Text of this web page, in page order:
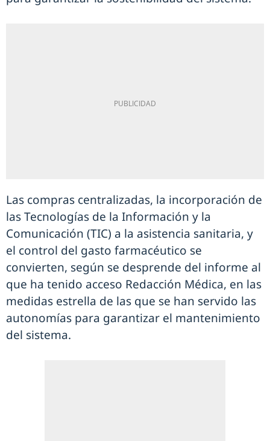
Las compras centralizadas, la incorporación de
las Tecnologías de la Información y la
Comunicación (TIC) a la asistencia sanitaria, y
el control del gasto farmacéutico se
convierten, según se desprende del informe al
que ha tenido acceso Redacción Médica, en las
medidas estrella de las que se han servido las
autonomías para garantizar el mantenimiento
del sistema.